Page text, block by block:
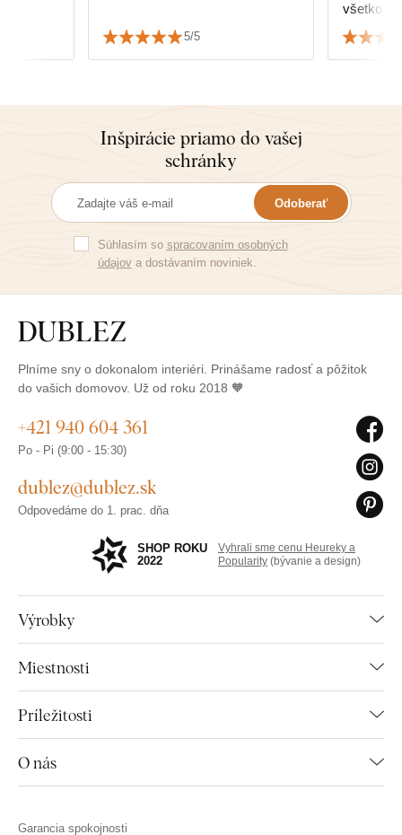
5/5
všetko
Inšpirácie priamo do vašej
schránky
Odoberať
Súhlasím so spracovaním osobných
údajova dostávaním noviniek.
Plníme sny o dokonalom interiéri. Prinášame radosť a pôžitok
do vašich domovov. Už od roku 2018 🧡
Výrobky
Miestnosti
Príležitosti
O nás
+421 940 604 361
Po - Pi (9:00 - 15:30)
dublez@dublez.sk
Odpovedáme do 1. prac. dňa
SHOP ROKU
2022
Vyhrali sme cenu Heureky a
Popularity (bývanie a design)
Garancia spokojnosti